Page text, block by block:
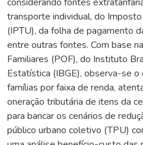
transporte individual, do
(IPTU), da folha de pagamento
entre outras fontes. Com base
Familiares (POF), do Instituto
Estatística (IBGE), observa-se
famílias por faixa de renda,
oneração tributária de itens da
para bancar os cenários de
público urbano coletivo (TPU)